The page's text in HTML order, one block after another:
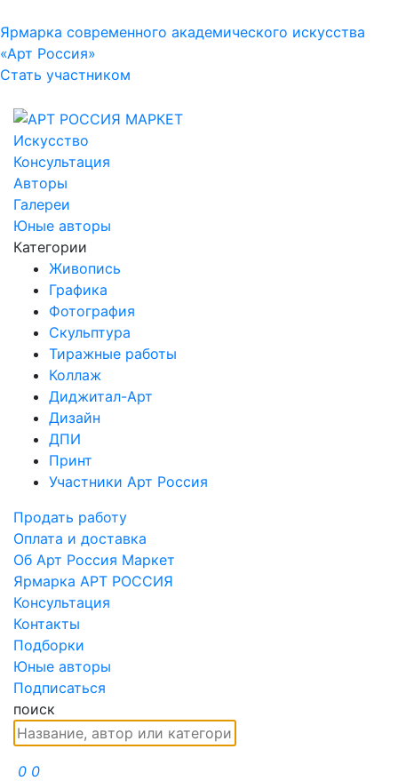
Ярмарка современного академического искусства
«Арт Россия»
Стать участником
Искусство
Консультация
Авторы
Галереи
Юные авторы
Категории
Живопись
Графика
Фотография
Скульптура
Тиражные работы
Коллаж
Диджитал-Арт
Дизайн
ДПИ
Принт
Участники Арт Россия
Продать работу
Оплата и доставка
Об Арт Россия Маркет
Ярмарка АРТ РОССИЯ
Консультация
Контакты
Подборки
Юные авторы
Подписаться
поиск
0 0